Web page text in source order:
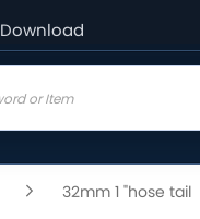
Download
32mm 1 "hose tail